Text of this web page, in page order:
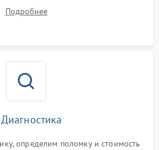
Подробнее
определим поломку и стоимость